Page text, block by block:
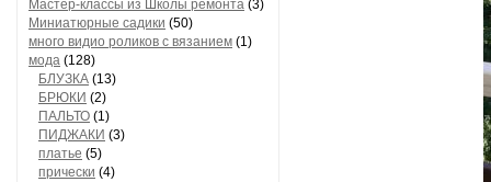
Мастер-классы из Школы ремонта (3)
Миниатюрные садики (50)
много видио роликов с вязанием (1)
мода (128)
БЛУЗКА (13)
БРЮКИ (2)
ПАЛЬТО (1)
ПИДЖАКИ (3)
платье (5)
прически (4)